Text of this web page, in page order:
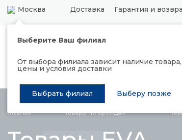
Москва Доставка Гарантия и
Выберите Ваш филиал
От выбора филиала зависит наличие товара,
цены и условия доставки
Выбрать филиал Выберу позже
Каталог
Распродажа Подъемные
Главная Товары побрендам